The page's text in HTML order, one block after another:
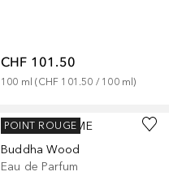
CHF 101.50
100 ml (CHF 101.50 / 100 ml)
ZARKOPERFUME
Buddha Wood
Eau de Parfum
POINT ROUGE